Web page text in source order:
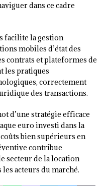
dans ce cadre
facilite la gestion
mobiles d’état des
contrats et plateformes de
les pratiques
correctement
des transactions.
d’une stratégie efficace
euro investi dans la
bien supérieurs en
contribue
secteur de la location
acteurs du marché.